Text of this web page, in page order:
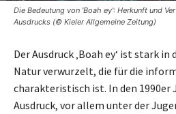
Die Bedeutung von 'Boah ey': Herkunft und
Ausdrucks (© Kieler Allgemeine Zeitung)
Der Ausdruck ‚Boah ey‘ ist stark
Natur verwurzelt, die für die
charakteristisch ist. In den 1990er
Ausdruck, vor allem unter der